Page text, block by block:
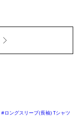
#ロングスリーブ(長袖) Tシャツ